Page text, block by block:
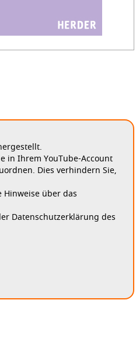
in Ihrem YouTube-Account
Dies verhindern Sie,
Hinweise über das
Datenschutzerklärung des